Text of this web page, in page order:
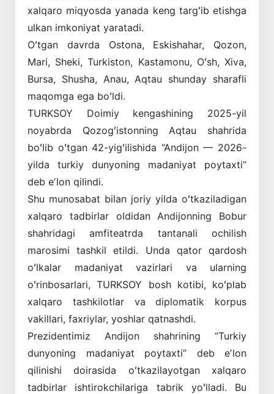
xalqaro miqyosda yanada keng targʻib etishga
ulkan imkoniyat yaratadi.
Oʻtgan davrda Ostona, Eskishahar, Qozon,
Mari, Sheki, Turkiston, Kastamonu, Oʻsh, Xiva,
Bursa, Shusha, Anau, Aqtau shunday sharafli
maqomga ega boʻldi.
TURKSOY Doimiy kengashining 2025-yil
noyabrda Qozogʻistonning Aqtau shahrida
boʻlib oʻtgan 42-yigʻilishida “Andijon — 2026-
yilda turkiy dunyoning madaniyat poytaxti”
deb eʼlon qilindi.
Shu munosabat bilan joriy yilda oʻtkaziladigan
xalqaro tadbirlar oldidan Andijonning Bobur
shahridagi amfiteatrda tantanali ochilish
marosimi tashkil etildi. Unda qator qardosh
oʻlkalar madaniyat vazirlari va ularning
oʻrinbosarlari, TURKSOY bosh kotibi, koʻplab
xalqaro tashkilotlar va diplomatik korpus
vakillari, faxriylar, yoshlar qatnashdi.
Prezidentimiz Andijon shahrining “Turkiy
dunyoning madaniyat poytaxti” deb eʼlon
qilinishi doirasida oʻtkazilayotgan xalqaro
tadbirlar ishtirokchilariga tabrik yoʻlladi. Bu